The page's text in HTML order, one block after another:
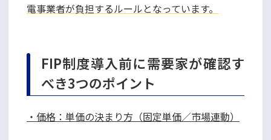
電事業者が負担するルールとなっています。
FIP制度導入前に需要家が確認す
べき3つのポイント
・価格：単価の決まり方（固定単価／市場連動）